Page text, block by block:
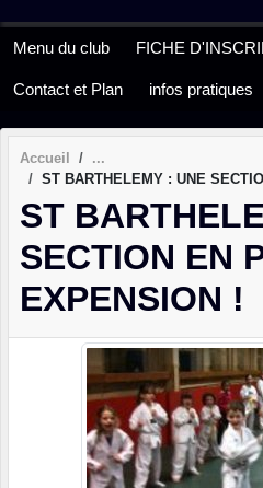
Menu du club FICHE
Contact et Plan infos pratiques
Accueil
ST BARTHELEMY : UNE
ST
SECTION EN
EXPENSION !